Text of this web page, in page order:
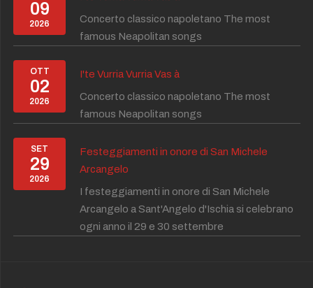
09
2026
Concerto classico napoletano The most
famous Neapolitan songs
OTT
02
2026
I'te Vurria Vurria Vas à
Concerto classico napoletano The most
famous Neapolitan songs
SET
29
2026
Festeggiamenti in onore di San Michele
Arcangelo
I festeggiamenti in onore di San Michele
Arcangelo a Sant'Angelo d'Ischia si celebrano
ogni anno il 29 e 30 settembre